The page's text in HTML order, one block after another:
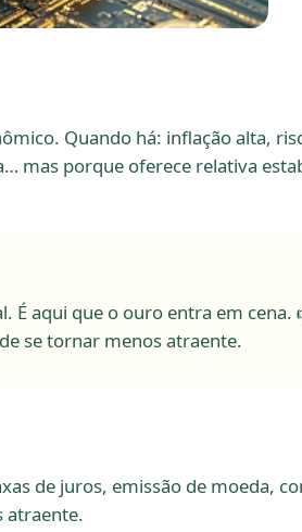
Quando há: inflação alta,
mas porque oferece relativa
É aqui que o ouro entra em cena.
se tornar menos atraente.
de juros, emissão de moeda,
atraente.